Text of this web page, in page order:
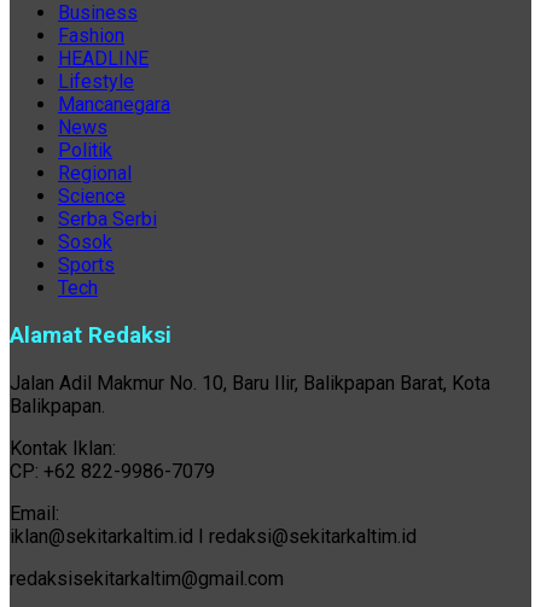
Business
Fashion
HEADLINE
Lifestyle
Mancanegara
News
Politik
Regional
Science
Serba Serbi
Sosok
Sports
Tech
Alamat Redaksi
Jalan Adil Makmur No. 10, Baru Ilir, Balikpapan Barat, Kota
Balikpapan.
Kontak Iklan:
CP: +62 822-9986-7079
Email:
iklan@sekitarkaltim.id I redaksi@sekitarkaltim.id
redaksisekitarkaltim@gmail.com